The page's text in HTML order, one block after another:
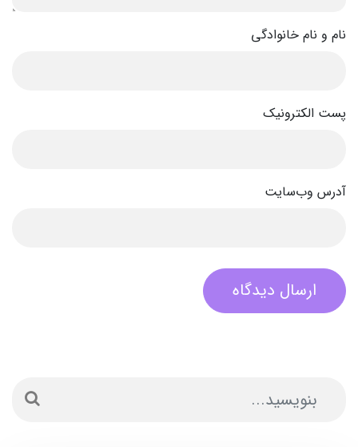
نام و نام خانوادگی
پست الکترونیک
آدرس وب‌سایت
ارسال دیدگاه